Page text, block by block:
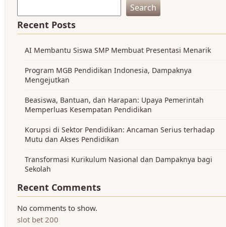
Search
Recent Posts
AI Membantu Siswa SMP Membuat Presentasi Menarik
Program MGB Pendidikan Indonesia, Dampaknya
Mengejutkan
Beasiswa, Bantuan, dan Harapan: Upaya Pemerintah
Memperluas Kesempatan Pendidikan
Korupsi di Sektor Pendidikan: Ancaman Serius terhadap
Mutu dan Akses Pendidikan
Transformasi Kurikulum Nasional dan Dampaknya bagi
Sekolah
Recent Comments
No comments to show.
slot bet 200